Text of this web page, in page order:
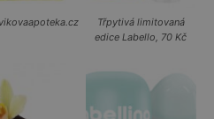
Třpytivá limitovaná
edice Labello, 70 Kč